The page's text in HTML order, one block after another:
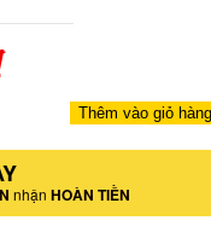
Giá
hiện
tại
là:
Thêm vào giỏ hàng
nhận HOÀN TIỀN